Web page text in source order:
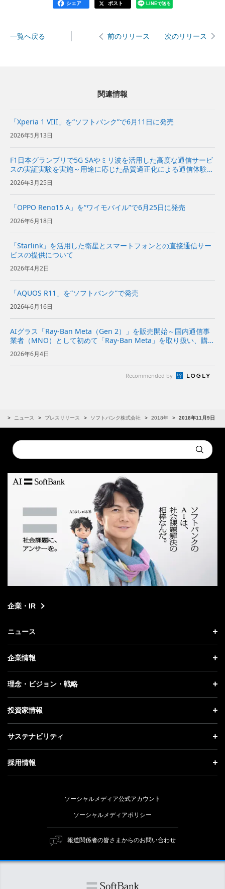
シェア ポスト LINEで送る
一覧へ戻る 前のリリース 次のリリース
関連情報
「Xperia 1 VIII」を“ソフトバンク”で6月11日に発売
2026年5月13日
F1日本グランプリで5G SAやミリ波を活用した高度な通信サービ
スの実証実験を実施～用途に応じた品質適正化による通信体験の
向上と新たなユースケースの創出を目指す～
2026年3月25日
「OPPO Reno15 A」を“ワイモバイル”で6月25日に発売
2026年6月18日
「Starlink」を活用した衛星とスマートフォンとの直接通信サー
ビスの提供について
2026年4月2日
「AQUOS R11」を“ソフトバンク”で発売
2026年6月16日
AIグラス「Ray-Ban Meta（Gen 2）」を販売開始～国内通信事
業者（MNO）として初めて「Ray-Ban Meta」を取り扱い、購入
後の初期設定に関する店頭サポートも実施～
2026年6月4日
Recommended by
ニュース プレスリリース ソフトバンク株式会社 2018年 2018年11月9日
Conduct
a
Submit
企業・IR
ニュース
ニュース トップ
プレスリリース
更新情報
記者説明会
企業情報
企業情報 トップ
社長メッセージ
事業紹介
ガバナンス
理念・ビジョン・戦略
理念・ビジョン・戦略 トップ
成長戦略「Activate AI for Society」
人材戦略
投資家情報
投資家情報 トップ
経営方針
個人投資家の皆さまへ
株式と社債について
サステナビリティ
サステナビリティ トップ
トップメッセージ
ESG方針・体制
マテリアリティ（重要課題）
ESGの主な取り組み
採用情報
障がい者採用
ソーシャルメディア公式アカウント
ソーシャルメディアポリシー
報道関係者の皆さまからのお問い合わせ